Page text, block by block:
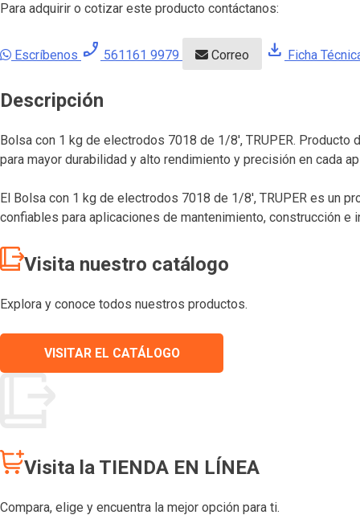
Para adquirir o cotizar este producto contáctanos:
Escríbenos phone_enabled 561161 9979 Correo download Ficha
Descripción
Bolsa con 1 kg de electrodos 7018 de 1/8′, TRUPER.
para mayor durabilidad y alto rendimiento y precisión en cada
El Bolsa con 1 kg de electrodos 7018 de 1/8′, TRUPER es un
confiables para aplicaciones de mantenimiento, construcción
Visita nuestro catálogo
Explora y conoce todos nuestros productos.
VISITAR EL CATÁLOGO
Visita la TIENDA EN LÍNEA
Compara, elige y encuentra la mejor opción para ti.